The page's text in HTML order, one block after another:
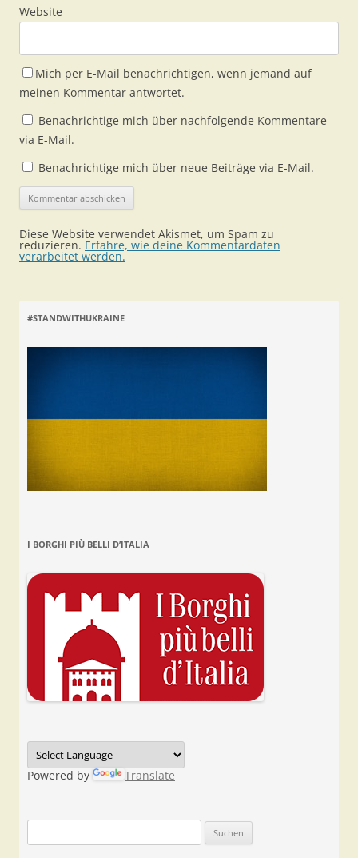
Website
Mich per E-Mail benachrichtigen, wenn jemand auf
meinen Kommentar antwortet.
Benachrichtige mich über nachfolgende Kommentare
via E-Mail.
Benachrichtige mich über neue Beiträge via E-Mail.
Diese Website verwendet Akismet, um Spam zu
reduzieren. Erfahre, wie deine Kommentardaten
verarbeitet werden.
#STANDWITHUKRAINE
I BORGHI PIÙ BELLI D’ITALIA
Powered by Translate
nach: